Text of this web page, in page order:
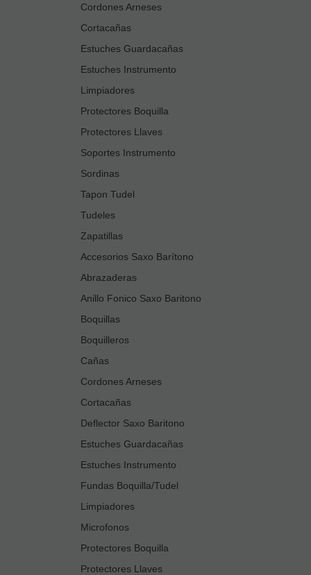
Cordones Arneses
Cortacañas
Estuches Guardacañas
Estuches Instrumento
Limpiadores
Protectores Boquilla
Protectores Llaves
Soportes Instrumento
Sordinas
Tapon Tudel
Tudeles
Zapatillas
Accesorios Saxo Barítono
Abrazaderas
Anillo Fonico Saxo Baritono
Boquillas
Boquilleros
Cañas
Cordones Arneses
Cortacañas
Deflector Saxo Baritono
Estuches Guardacañas
Estuches Instrumento
Fundas Boquilla/Tudel
Limpiadores
Microfonos
Protectores Boquilla
Protectores Llaves